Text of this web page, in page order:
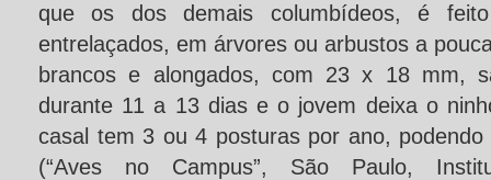
que os dos demais columbídeos, é
entrelaçados, em árvores ou arbustos a
brancos e alongados, com 23 x 18 mm,
durante 11 a 13 dias e o jovem deixa o
casal tem 3 ou 4 posturas por ano, podendo
(“Aves no Campus”, São Paulo,